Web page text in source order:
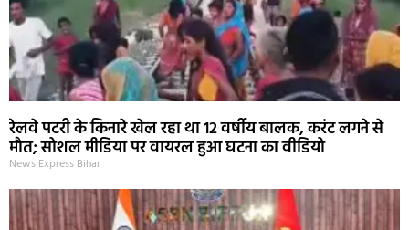
रेलवे पटरी के किनारे खेल रहा था 12 वर्षीय बालक, करंट लगने से
मौत; सोशल मीडिया पर वायरल हुआ घटना का वीडियो
News Express Bihar